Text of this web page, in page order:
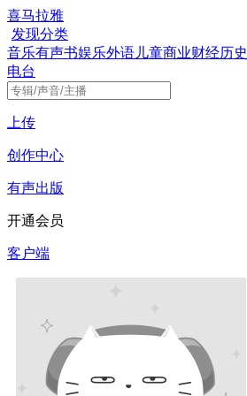
喜马拉雅
发现分类
音乐有声书娱乐外语 儿童商业财经历史
电台
上传
创作中心
有声出版
开通会员
客户端